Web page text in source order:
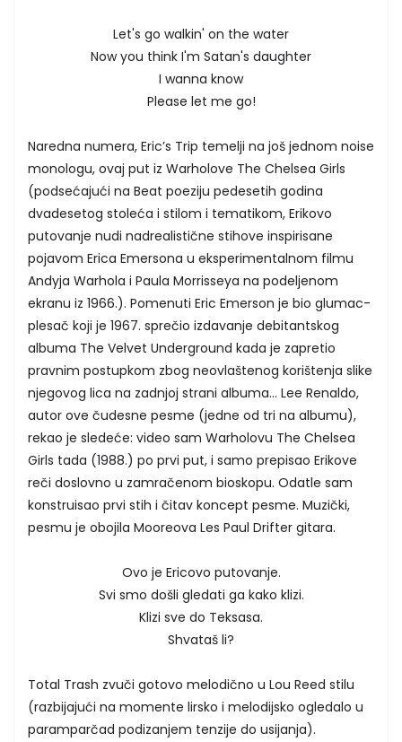
Let's go walkin' on the water
Now you think I'm Satan's daughter
I wanna know
Please let me go!
Naredna numera, Eric’s Trip temelji na još jednom noise
monologu, ovaj put iz Warholove The Chelsea Girls
(podsećajući na Beat poeziju pedesetih godina
dvadesetog stoleća i stilom i tematikom, Erikovo
putovanje nudi nadrealistične stihove inspirisane
pojavom Erica Emersona u eksperimentalnom filmu
Andyja Warhola i Paula Morrisseya na podeljenom
ekranu iz 1966.). Pomenuti Eric Emerson je bio glumac-
plesač koji je 1967. sprečio izdavanje debitantskog
albuma The Velvet Underground kada je zapretio
pravnim postupkom zbog neovlaštenog korištenja slike
njegovog lica na zadnjoj strani albuma... Lee Renaldo,
autor ove čudesne pesme (jedne od tri na albumu),
rekao je sledeće: video sam Warholovu The Chelsea
Girls tada (1988.) po prvi put, i samo prepisao Erikove
reči doslovno u zamračenom bioskopu. Odatle sam
konstruisao prvi stih i čitav koncept pesme. Muzički,
pesmu je obojila Mooreova Les Paul Drifter gitara.
Ovo je Ericovo putovanje.
Svi smo došli gledati ga kako klizi.
Klizi sve do Teksasa.
Shvataš li?
Total Trash zvuči gotovo melodično u Lou Reed stilu
(razbijajući na momente lirsko i melodijsko ogledalo u
paramparčad podizanjem tenzije do usijanja).